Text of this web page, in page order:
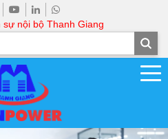
sự nội bộ Thanh Giang